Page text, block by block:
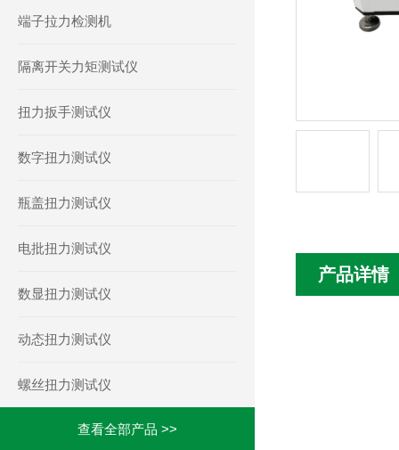
端子拉力检测机
隔离开关力矩测试仪
扭力扳手测试仪
数字扭力测试仪
瓶盖扭力测试仪
电批扭力测试仪
数显扭力测试仪
动态扭力测试仪
螺丝扭力测试仪
查看全部产品 >>
产品详情